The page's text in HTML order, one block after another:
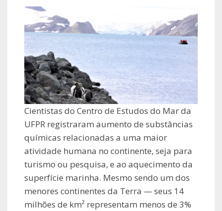
Cientistas do Centro de Estudos do Mar da
UFPR registraram aumento de substâncias
químicas relacionadas a uma maior
atividade humana no continente, seja para
turismo ou pesquisa, e ao aquecimento da
superfície marinha. Mesmo sendo um dos
menores continentes da Terra — seus 14
milhões de km² representam menos de 3%